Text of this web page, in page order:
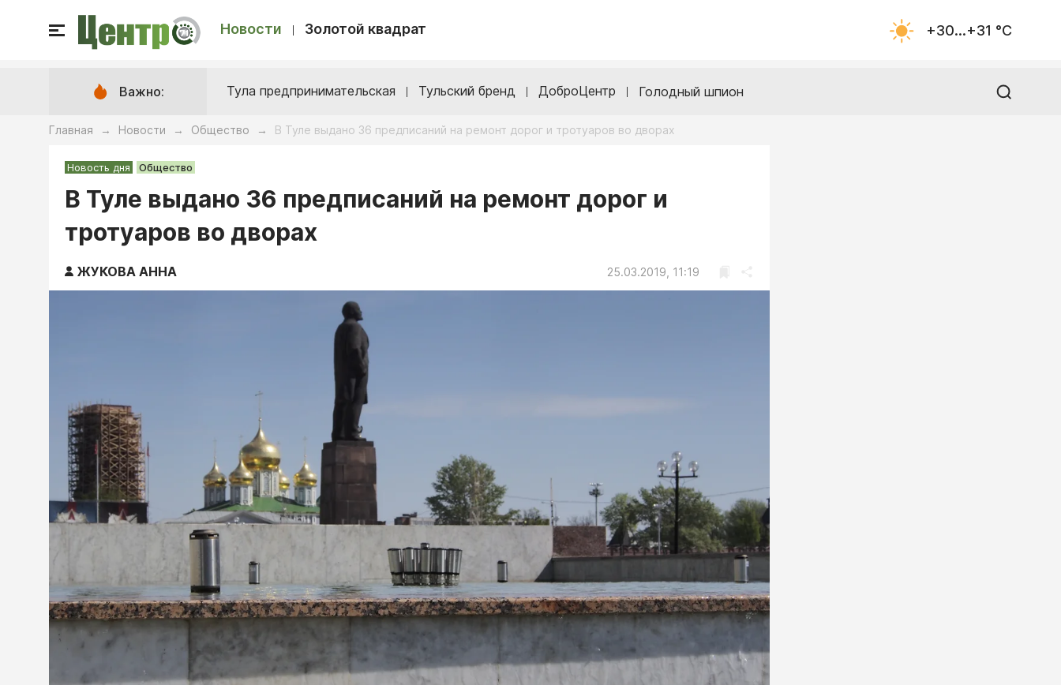
Новости Золотой квадрат +30...+31 °С
Важно: Тула предпринимательская Тульский бренд ДоброЦентр Голодный шпион
Главная → Новости → Общество → В Туле выдано 36 предписаний на ремонт дорог и тротуаров во дворах
Новость дня Общество
В Туле выдано 36 предписаний на ремонт дорог и
тротуаров во дворах
ЖУКОВА АННА 25.03.2019, 11:19